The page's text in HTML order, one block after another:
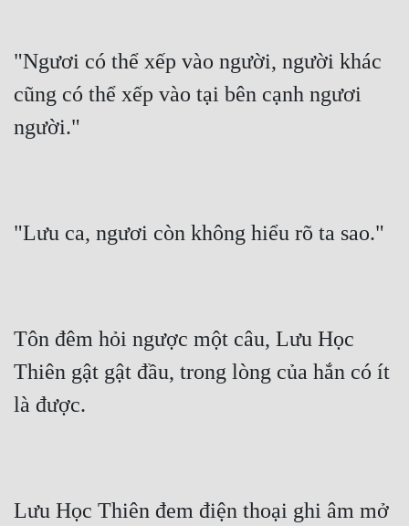
"Ngươi có thể xếp vào người, người khác
cũng có thể xếp vào tại bên cạnh ngươi
người."
"Lưu ca, ngươi còn không hiểu rõ ta sao."
Tôn đêm hỏi ngược một câu, Lưu Học
Thiên gật gật đầu, trong lòng của hắn có ít
là được.
Lưu Học Thiên đem điện thoại ghi âm mở